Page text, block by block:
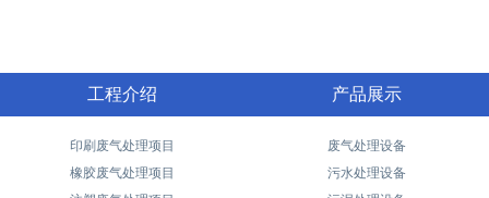
工程介绍
印刷废气处理项目
橡胶废气处理项目
产品展示
废气处理设备
污水处理设备